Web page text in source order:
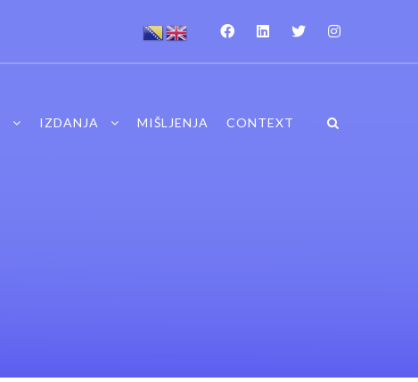
IZDANJA MIŠLJENJA CONTEXT